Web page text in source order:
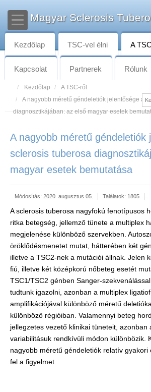
Magyar Sclerosis
Kezdőlap TSC-vel élni A
Kapcsolat Partnerek Rólunk
Kezdőlap
A TSC-ről
A nagyobb méretű géndeletiók jelentősége a
diagnosztikájában: az első magyar esetek
A nagyobb méretű géndeletiók
sclerosis tuberosa
magyar esetek bemutatása
Módosítás: 2020. augusztus 05. Találatok: 1805
A sclerosis tuberosa nagyfokú fenotípusos
ritka betegség, jellemző tünete a multiplex
megjelenése különböző szervekben.
öröklődésmenetet mutat, hátterében két
illetve a TSC2-nek a mutációi állnak. Jelen
fiú, illetve két középkorú nőbeteg esetét
TSC1/TSC2 génben Sanger-
tudtunk igazolni, azonban a multiplex
amplifikációjával különböző méretű
különböző régióiban. Valamennyi beteg
jellegzetes vezető klinikai tüneteit, azonban
variabilitásuk rendkívüli módon különbözik.
nagyobb méretű géndeletiók relatív
fel a figyelmet.